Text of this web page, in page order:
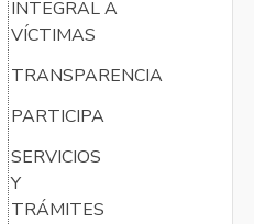
INTEGRAL A
VÍCTIMAS
TRANSPARENCIA
PARTICIPA
SERVICIOS
Y
TRÁMITES